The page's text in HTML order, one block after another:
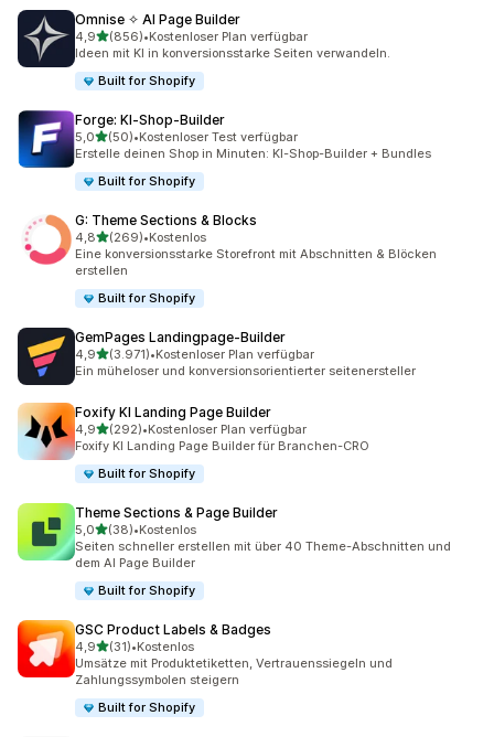
Omnise ✧ AI Page Builder
4,9von 5 Sternen
(856)
856 Rezensionen insgesamt
•Kostenloser Plan verfügbar
Ideen mit KI in konversionsstarke Seiten verwandeln.
Built for Shopify
Forge: KI‑Shop‑Builder
5,0von 5 Sternen
(50)
50 Rezensionen insgesamt
•Kostenloser Test verfügbar
Erstelle deinen Shop in Minuten: KI-Shop-Builder + Bundles
Built for Shopify
G: Theme Sections & Blocks
4,8von 5 Sternen
(269)
269 Rezensionen insgesamt
•Kostenlos
Eine konversionsstarke Storefront mit Abschnitten & Blöcken
erstellen
Built for Shopify
GemPages Landingpage‑Builder
4,9von 5 Sternen
(3.971)
3971 Rezensionen insgesamt
•Kostenloser Plan verfügbar
Ein müheloser und konversionsorientierter seitenersteller
Foxify KI Landing Page Builder
4,9von 5 Sternen
(292)
292 Rezensionen insgesamt
•Kostenloser Plan verfügbar
Foxify KI Landing Page Builder für Branchen-CRO
Built for Shopify
Theme Sections & Page Builder
5,0von 5 Sternen
(38)
38 Rezensionen insgesamt
•Kostenlos
Seiten schneller erstellen mit über 40 Theme-Abschnitten und
dem AI Page Builder
Built for Shopify
GSC Product Labels & Badges
4,9von 5 Sternen
(31)
31 Rezensionen insgesamt
•Kostenlos
Umsätze mit Produktetiketten, Vertrauenssiegeln und
Zahlungssymbolen steigern
Built for Shopify